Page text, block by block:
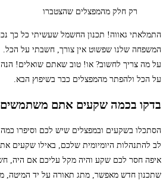
רק חלק מהמפצלים שהצטברו
התמלאתי גאווה! תכנון החשמל שעשיתי כל כך
המשפחה שלנו שפשוט אין צורך, חשבתי על הכל.
על הכל ולהפתר מהמפצלים כבר בשיפוץ הבא.
בדקו בכמה שקעים אתם משתמשים
הסתכלו בשקעים ובמפצלים שיש לכם וסיפרו
לב להתנהלות היומיומית שלכם, באילו שקעים
איפה חסר לכם שקע והיה מקל עליכם אם היה,
שתכנון חדש מאפשר, מתג תאורה על יד המיטה,